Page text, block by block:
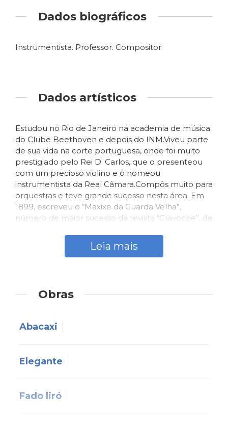
Dados biográficos
Instrumentista. Professor. Compositor.
Dados artísticos
Estudou no Rio de Janeiro na academia de música
do Clube Beethoven e depois do INM.Viveu parte
de sua vida na corte portuguesa, onde foi muito
prestigiado pelo Rei D. Carlos, que o presenteou
com um precioso violino e o nomeou
instrumentista da Real Câmara.Compôs muito para
orquestras e teve grande sucesso nesta área. Em
1899, escreveu o “Maxixe da Guarda Velha”,
número de maior sucesso da revista “Gravoche”, de
Tiradentes, centro do Rio de Janeiro. Em 1909,
compôs “Fado liró”, sucesso no carnaval de 1911
Leia mais
Obras
Abacaxi
Elegante
Fado liró